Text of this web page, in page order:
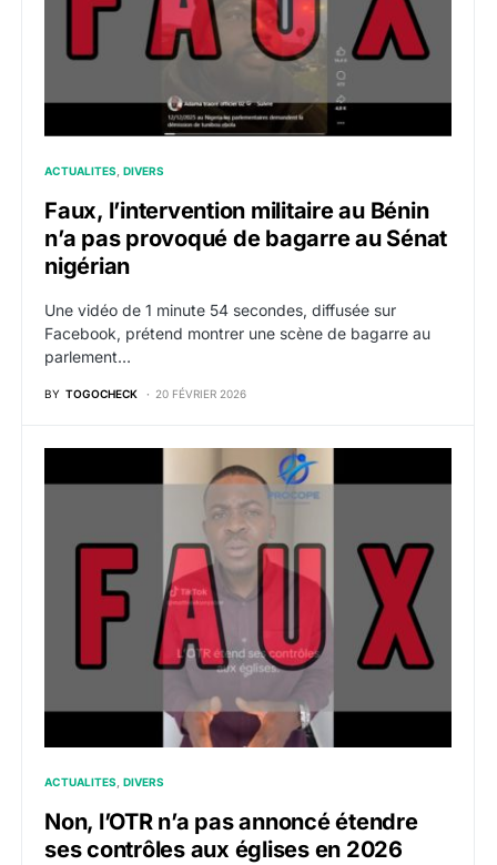
ACTUALITES DIVERS
Faux, l’intervention militaire au Bénin
n’a pas provoqué de bagarre au Sénat
nigérian
Une vidéo de 1 minute 54 secondes, diffusée sur
Facebook, prétend montrer une scène de bagarre au
parlement…
BY TOGOCHECK 20 FÉVRIER 2026
ACTUALITES DIVERS
Non, l’OTR n’a pas annoncé étendre
ses contrôles aux églises en 2026